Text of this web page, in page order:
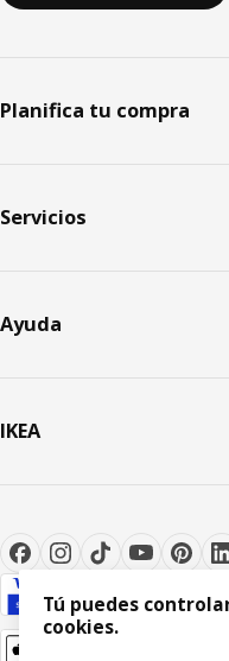
Planifica tu compra
Servicios
Ayuda
IKEA
Tú puedes
cookies.